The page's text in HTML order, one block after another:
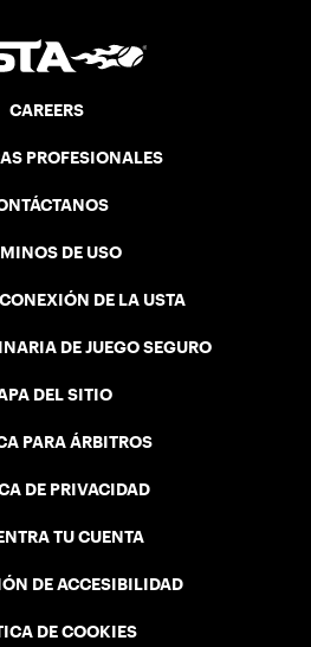
CAREERS
PROFESIONALES
DE USO
CONEXIÓN DE LA USTA
DE JUEGO SEGURO
DEL SITIO
PARA ÁRBITROS
DE PRIVACIDAD
TU CUENTA
DE ACCESIBILIDAD
DE COOKIES